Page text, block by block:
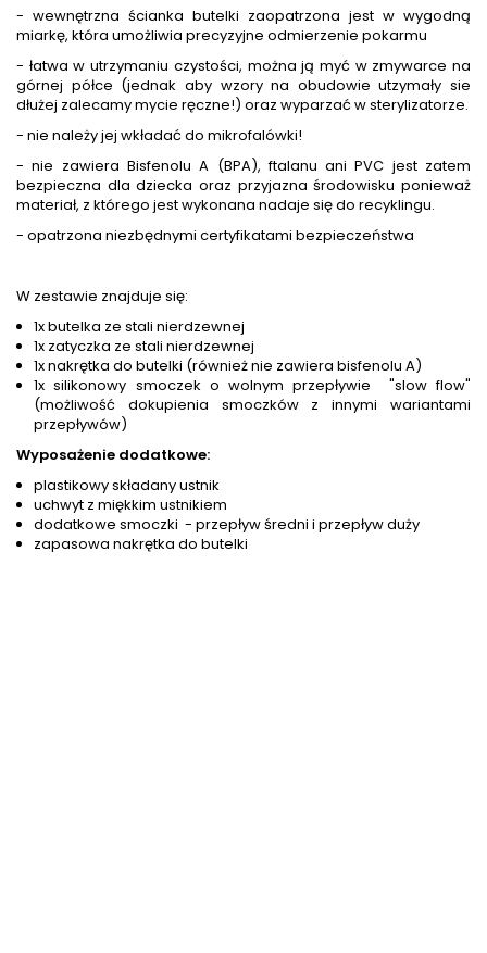
- wewnętrzna ścianka butelki zaopatrzona jest w wygodną
miarkę, która umożliwia precyzyjne odmierzenie pokarmu
- łatwa w utrzymaniu czystości, można ją myć w zmywarce na
górnej półce (jednak aby wzory na obudowie utzymały sie
dłużej zalecamy mycie ręczne!) oraz wyparzać w sterylizatorze.
- nie należy jej wkładać do mikrofalówki!
- nie zawiera Bisfenolu A (BPA), ftalanu ani PVC jest zatem
bezpieczna dla dziecka oraz przyjazna środowisku ponieważ
materiał, z którego jest wykonana nadaje się do recyklingu.
- opatrzona niezbędnymi certyfikatami bezpieczeństwa
W zestawie znajduje się:
1x butelka ze stali nierdzewnej
1x zatyczka ze stali nierdzewnej
1x nakrętka do butelki (również nie zawiera bisfenolu A)
1x silikonowy smoczek o wolnym przepływie "slow flow"
(możliwość dokupienia smoczków z innymi wariantami
przepływów)
Wyposażenie dodatkowe:
plastikowy składany ustnik
uchwyt z miękkim ustnikiem
dodatkowe smoczki - przepływ średni i przepływ duży
zapasowa nakrętka do butelki